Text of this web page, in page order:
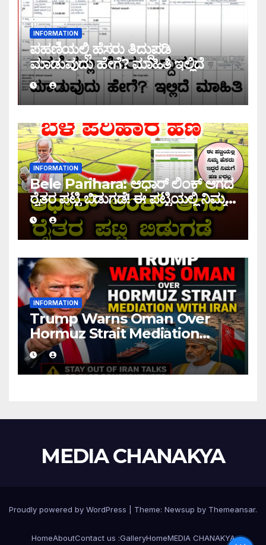
INFORMATION
ಪಹಣಿಯಲ್ಲಿ ಹೆಸರು ತಿದ್ದುಪಡಿ
ಮಾಡುವುದು ಹೇಗೆ? ಮಾಹಿತಿ ಇಲ್ಲಿದೆ
INFORMATION
Bele Parihara: ಆಧಾರ್ ಲಿಂಕ್ ಆಗದ
ರೈತರ ಪಟ್ಟಿ ಬಿಡುಗಡೆ! ಈ ಪಟ್ಟಿಯಲ್ಲಿ ನಿಮ್ಮ
ಹೆಸರು ಇದ್ದರೆ ನಿಮಗೆ ಹಣ ಜಮಾ ಆಗಲ್ಲ !
INFORMATION
Trump Warns Oman Over
Hormuz Strait Mediation
With Iran
MEDIA CHANAKYA
Proudly powered by WordPress Theme: Newsup by Themeansar.
HomeAboutContact us :GalleryHomeMEDIA CHANAKYA